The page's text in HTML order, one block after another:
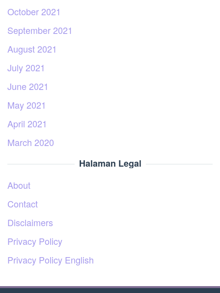
October 2021
September 2021
August 2021
July 2021
June 2021
May 2021
April 2021
March 2020
Halaman Legal
About
Contact
Disclaimers
Privacy Policy
Privacy Policy English